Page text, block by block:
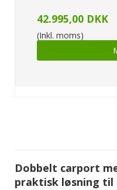
42.995,00 DKK
(Inkl. moms)
Dobbelt carport
praktisk løsning